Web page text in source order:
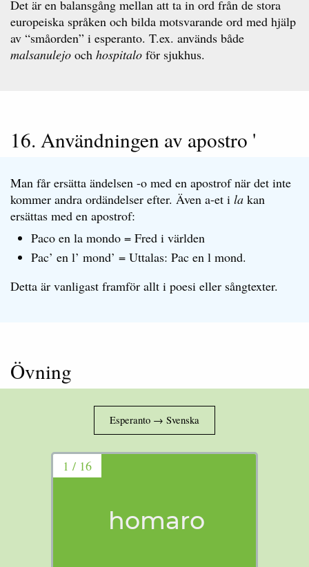
Det är en balansgång mellan att ta in ord från de stora
europeiska språken och bilda motsvarande ord med hjälp
av “småorden” i esperanto. T.ex. används både
malsanulejo och hospitalo för sjukhus.
16. Användningen av apostro '
Man får ersätta ändelsen -o med en apostrof när det inte
kommer andra ordändelser efter. Även a-et i la kan
ersättas med en apostrof:
Paco en la mondo = Fred i världen
Pac’ en l’ mond’ = Uttalas: Pac en l mond.
Detta är vanligast framför allt i poesi eller sångtexter.
Övning
homaro
1 / 16